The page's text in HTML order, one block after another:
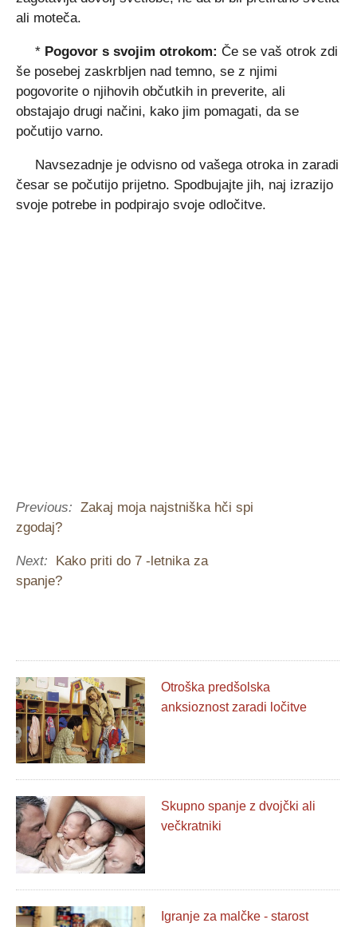
ali moteča.
* Pogovor s svojim otrokom: Če se vaš otrok zdi
še posebej zaskrbljen nad temno, se z njimi
pogovorite o njihovih občutkih in preverite, ali
obstajajo drugi načini, kako jim pomagati, da se
počutijo varno.
Navsezadnje je odvisno od vašega otroka in zaradi
česar se počutijo prijetno. Spodbujajte jih, naj izrazijo
svoje potrebe in podpirajo svoje odločitve.
Previous: Zakaj moja najstniška hči spi
zgodaj?
Next:
Kako priti do 7 -letnika za
spanje?
Otroška predšolska
anksioznost zaradi ločitve
Skupno spanje z dvojčki ali
večkratniki
Igranje za malčke - starost